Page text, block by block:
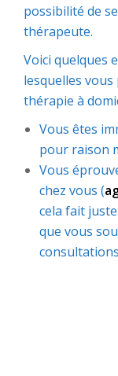
possibilité de
thérapeute.
Voici quelques
lesquelles
thérapie à
Vous êtes
pour raison
Vous
chez vous (
cela fait
que vous